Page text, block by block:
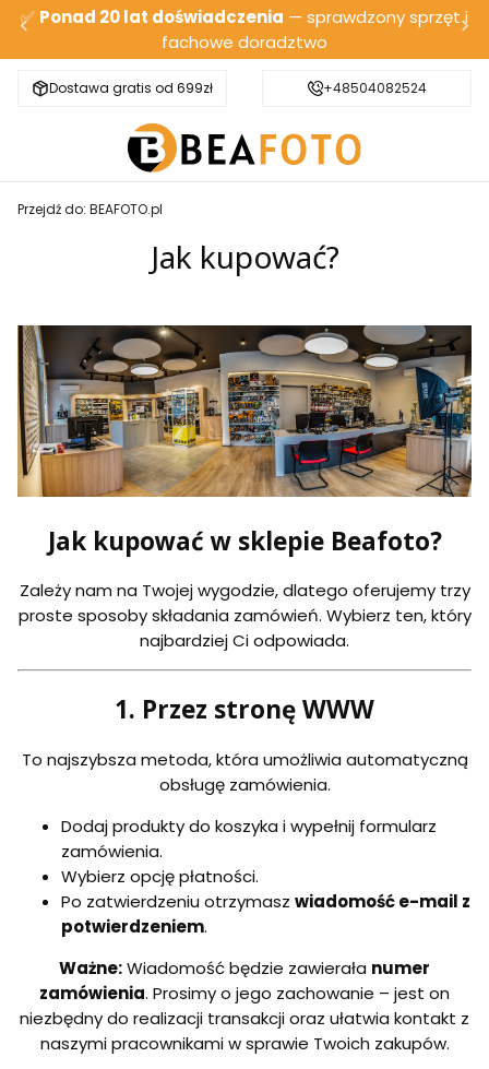
✅ Ponad 20 lat doświadczenia — sprawdzony sprzęt i
fachowe doradztwo
Dostawa gratis od 699zł Bezpieczna wysyłka
+48504082524
Przejdź do: BEAFOTO.pl
Jak kupować?
Jak kupować w sklepie Beafoto?
Zależy nam na Twojej wygodzie, dlatego oferujemy trzy
proste sposoby składania zamówień. Wybierz ten, który
najbardziej Ci odpowiada.
1. Przez stronę WWW
To najszybsza metoda, która umożliwia automatyczną
obsługę zamówienia.
Dodaj produkty do koszyka i wypełnij formularz
zamówienia.
Wybierz opcję płatności.
Po zatwierdzeniu otrzymasz wiadomość e-mail z
potwierdzeniem.
Ważne:Wiadomość będzie zawierała numer
zamówienia. Prosimy o jego zachowanie – jest on
niezbędny do realizacji transakcji oraz ułatwia kontakt z
naszymi pracownikami w sprawie Twoich zakupów.